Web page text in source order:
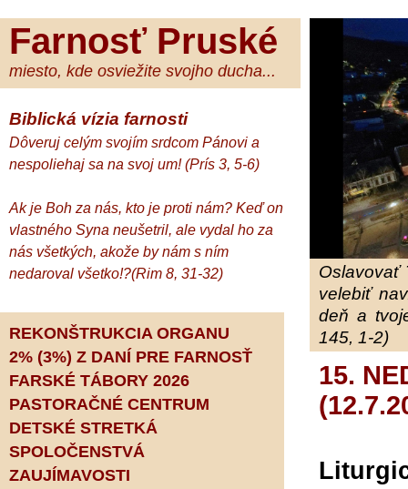
Farnosť Pruské
miesto, kde osviežite svojho ducha...
Biblická vízia farnosti
Dôveruj celým svojím srdcom Pánovi a
nespoliehaj sa na svoj um! (Prís 3, 5-6)
Ak je Boh za nás, kto je proti nám? Keď on
vlastného Syna neušetril, ale vydal ho za
nás všetkých, akože by nám s ním
nedaroval všetko!?(Rim 8, 31-32)
REKONŠTRUKCIA ORGANU
2% (3%) Z DANÍ PRE FARNOSŤ
FARSKÉ TÁBORY 2026
PASTORAČNÉ CENTRUM
DETSKÉ STRETKÁ
SPOLOČENSTVÁ
ZAUJÍMAVOSTI
Oslavovať
velebiť
deň a
145, 1-2)
15.